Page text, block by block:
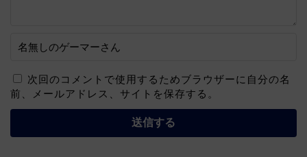
次回のコメントで使用するためブラウザーに自分の名
前、メールアドレス、サイトを保存する。